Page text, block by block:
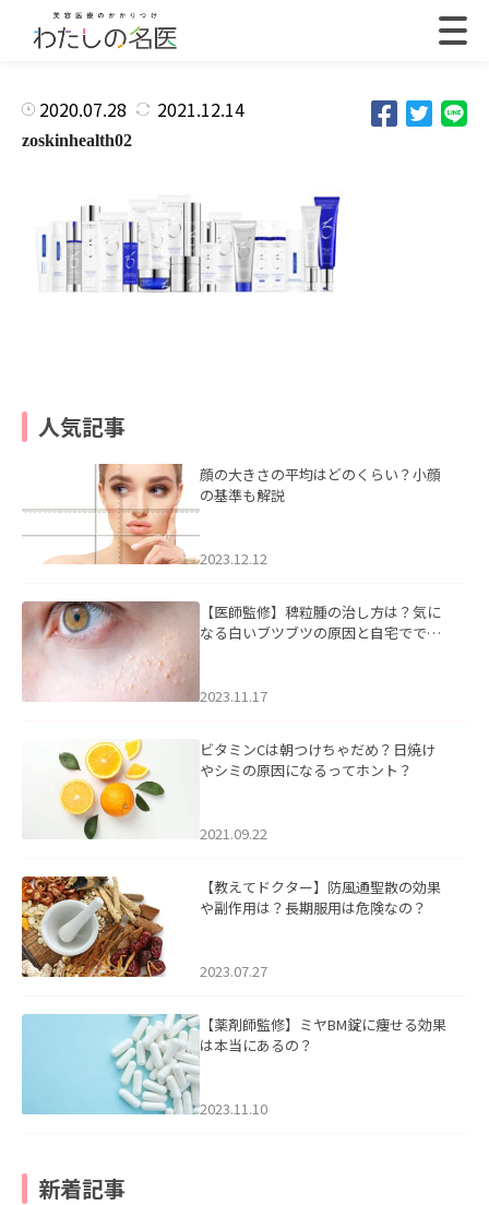
2020.07.28 2021.12.14
zoskinhealth02
人気記事
顔の大きさの平均はどのくらい？小顔
の基準も解説
2023.12.12
【医師監修】稗粒腫の治し方は？気に
なる白いブツブツの原因と自宅ででき
2023.11.17
ビタミンCは朝つけちゃだめ？日焼け
やシミの原因になるってホント？
2021.09.22
【教えてドクター】防風通聖散の効果
や副作用は？長期服用は危険なの？
2023.07.27
【薬剤師監修】ミヤBM錠に痩せる効果
は本当にあるの？
2023.11.10
新着記事